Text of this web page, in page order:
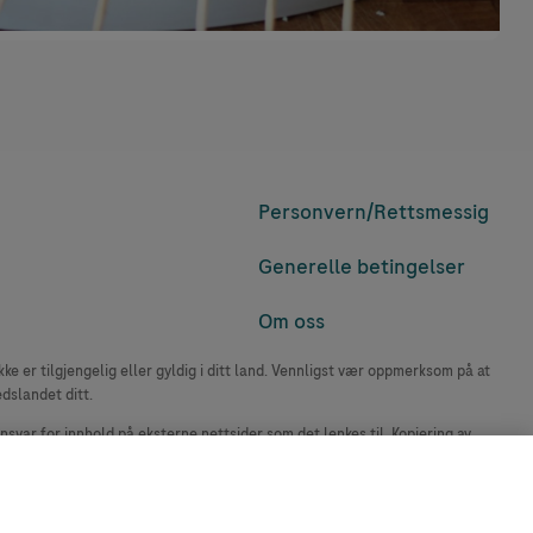
Personvern/Rettsmessig
Generelle betingelser
Om oss
er tilgjengelig eller gyldig i ditt land. Vennligst vær oppmerksom på at
ditt.
for innhold på eksterne nettsider som det lenkes til. Kopiering av